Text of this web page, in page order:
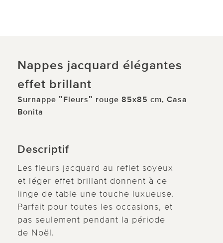
Nappes jacquard élégantes
effet brillant
Surnappe ʺFleursʺ rouge 85x85 cm, Casa
Bonita
Descriptif
Les fleurs jacquard au reflet soyeux
et léger effet brillant donnent à ce
linge de table une touche luxueuse.
Parfait pour toutes les occasions, et
pas seulement pendant la période
de Noël.